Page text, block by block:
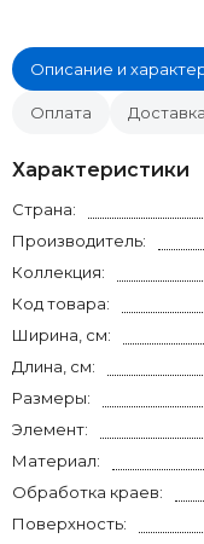
Описание и
Оплата
Характеристики
Страна:
Производитель:
Коллекция:
Код товара:
Ширина, см:
Длина, см:
Размеры:
Элемент:
Материал:
Обработка краев:
Поверхность: